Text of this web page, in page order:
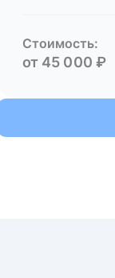
Стоимость:
от 45 000 ₽